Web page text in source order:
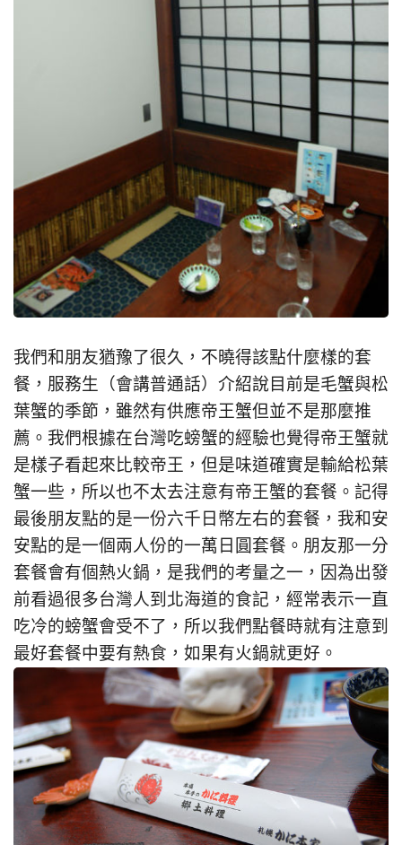
我們和朋友猶豫了很久，不曉得該點什麼樣的套
餐，服務生（會講普通話）介紹說目前是毛蟹與松
葉蟹的季節，雖然有供應帝王蟹但並不是那麼推
薦。我們根據在台灣吃螃蟹的經驗也覺得帝王蟹就
是樣子看起來比較帝王，但是味道確實是輸給松葉
蟹一些，所以也不太去注意有帝王蟹的套餐。記得
最後朋友點的是一份六千日幣左右的套餐，我和安
安點的是一個兩人份的一萬日圓套餐。朋友那一分
套餐會有個熱火鍋，是我們的考量之一，因為出發
前看過很多台灣人到北海道的食記，經常表示一直
吃冷的螃蟹會受不了，所以我們點餐時就有注意到
最好套餐中要有熱食，如果有火鍋就更好。